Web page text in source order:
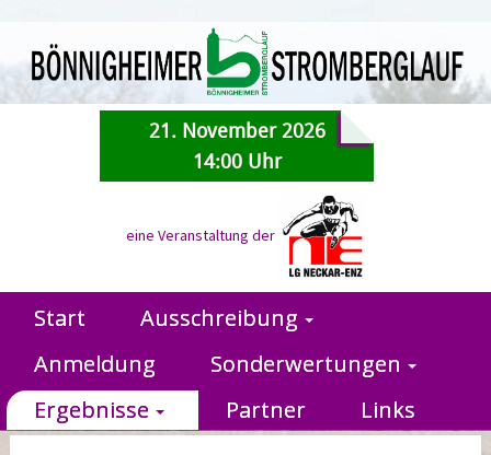
21. November 2026
14:00 Uhr
eine Veranstaltung der
Start
Ausschreibung
Anmeldung
Sonderwertungen
Ergebnisse
Partner Links